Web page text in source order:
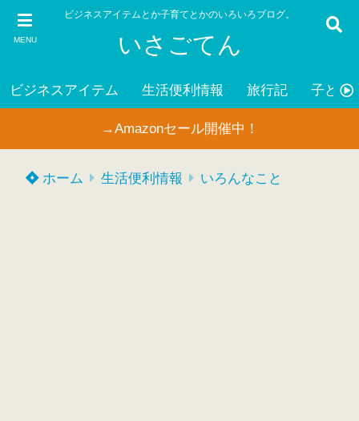
MENU
ビジネスアイテムとか子育てとかのいろいろブログ。
いさごてん
ビジネスアイテム 生活便利情報 旅行記 子ども
→Amazonセール開催中！
ホーム 生活便利情報 いろんなこと